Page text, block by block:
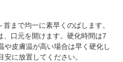
まで均一に素早くのばします。
、口元を開けます。硬化時間は7
や皮膚温が高い場合は早く硬化し
に放置してください。